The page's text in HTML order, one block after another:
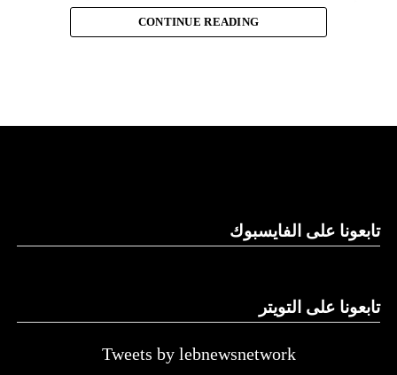
إلى أن المقاومة ضد الاحتلال الإسرائيلي لم تكن يوماً محط
إجماع داخلي، وإن كانت القوى اللبنانية المؤمنة بالصراع ضد
النهار
CONTINUE READING
تابعونا على الفايسبوك
تابعونا على التويتر
Tweets by lebnewsnetwork